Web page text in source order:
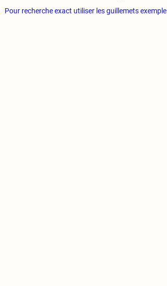
Pour recherche exact utiliser les guillemets exemple